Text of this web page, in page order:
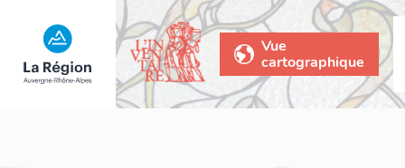
Vue
cartographique